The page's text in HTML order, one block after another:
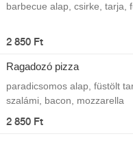
barbecue alap, csirke, tarja,
2 850 Ft
Ragadozó pizza
paradicsomos alap, füstölt
szalámi, bacon, mozzarella
2 850 Ft